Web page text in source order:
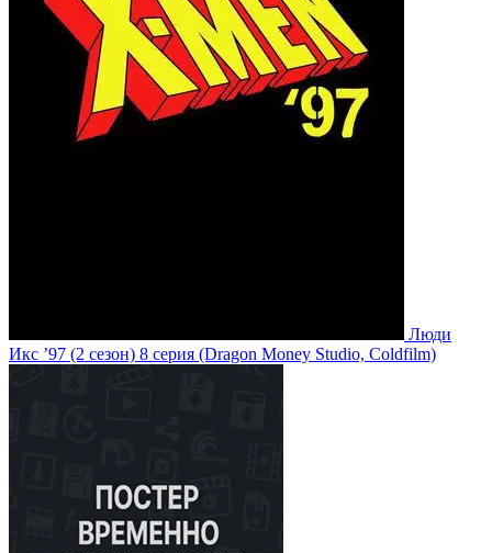
Люди
Икс ’97 (2 сезон) 8 серия (Dragon Money Studio, Coldfilm)